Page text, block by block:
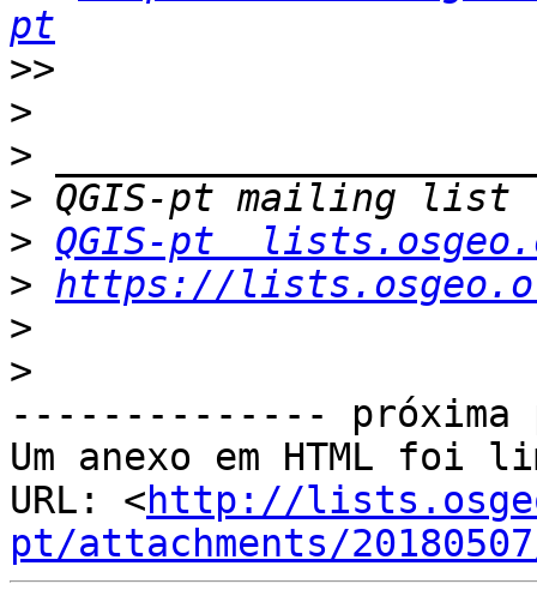
pt
>>
>
>
>
> QGIS-pt
> https://
>
>
--------------
Um anexo em HTML foi
URL: <http://
pt/attachments/